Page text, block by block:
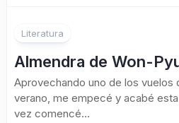
Literatura
Almendra de Won-
Aprovechando uno de los vuelos
verano, me empecé y acabé esta
vez comencé...